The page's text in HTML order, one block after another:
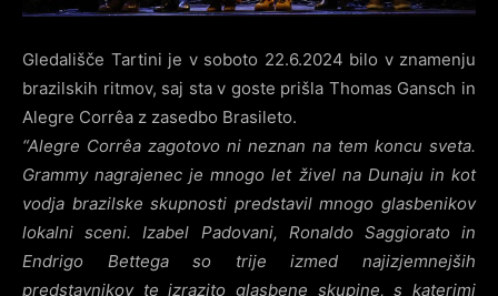
Gledališče Tartini je v soboto 22.6.2024 bilo v znamenju
brazilskih ritmov, saj sta v goste prišla Thomas Gansch in
Alegre Corrêa z zasedbo Brasileto.
“Alegre Corrêa zagotovo ni neznan na tem koncu sveta.
Grammy nagrajenec je mnogo let živel na Dunaju in kot
vodja brazilske skupnosti predstavil mnogo glasbenikov
lokalni sceni. Izabel Padovani, Ronaldo Saggiorato in
Endrigo Bettega so trije izmed najizjemnejših
predstavnikov te izrazito glasbene skupine, s katerimi